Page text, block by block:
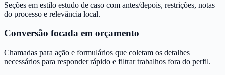
Seções em estilo estudo de caso com antes/depois, restrições, notas
do processo e relevância local.
Conversão focada em orçamento
Chamadas para ação e formulários que coletam os detalhes
necessários para responder rápido e filtrar trabalhos fora do perfil.